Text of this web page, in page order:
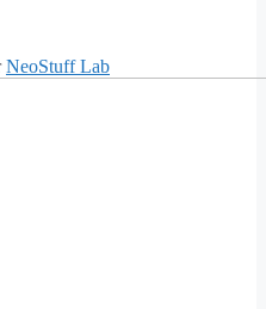
NeoStuff Lab